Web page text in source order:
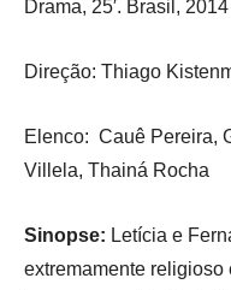
Drama, 25′. Brasil, 2014
Direção: Thiago
Elenco: Cauê Pereira,
Villela, Thainá Rocha
Sinopse: Letícia e
extremamente religioso